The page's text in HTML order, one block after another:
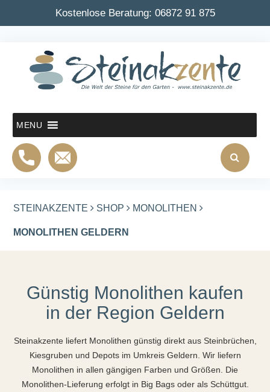
Kostenlose Beratung: 06872 91 875
MENU
STEINAKZENTE SHOP MONOLITHEN
MONOLITHEN GELDERN
Günstig Monolithen kaufen
in der Region Geldern
Steinakzente liefert Monolithen günstig direkt aus Steinbrüchen,
Kiesgruben und Depots im Umkreis Geldern. Wir liefern
Monolithen in allen gängigen Farben und Größen. Die
Monolithen-Lieferung erfolgt in Big Bags oder als Schüttgut.